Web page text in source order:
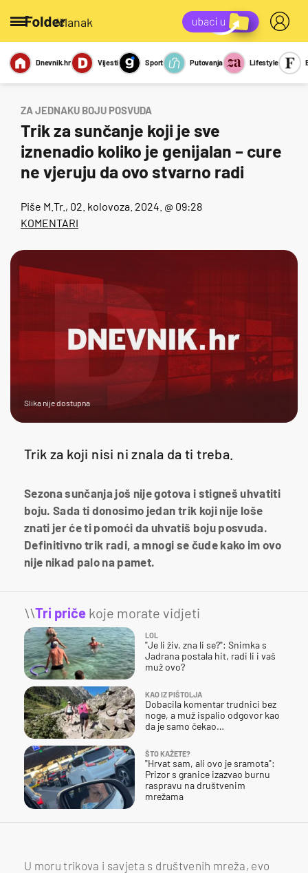
/članak
Miks Kviz
Report
Sexy
Dnevnik.hr Vijesti Sport Putovanja Lifestyle
ZA JEDNAKU BOJU POSVUDA
Trik za sunčanje koji je sve
iznenadio koliko je genijalan – cure
ne vjeruju da ovo stvarno radi
Piše M.Tr. , 02. kolovoza. 2024. @ 09:28
KOMENTARI
Slika nije dostupna
Trik za koji nisi ni znala da ti treba.
Sezona sunčanja još nije gotova i stigneš uhvatiti
boju. Sada ti donosimo jedan trik koji nije loše
znati jer će ti pomoći da uhvatiš boju posvuda.
Definitivno trik radi, a mnogi se čude kako im ovo
nije nikad palo na pamet.
\\Tri priče koje morate vidjeti
LOL
"Je li živ, zna li se?": Snimka s
Jadrana postala hit, radi li i vaš
muž ovo?
KAO IZ PIŠTOLJA
Dobacila komentar trudnici bez
noge, a muž ispalio odgovor kao
da je samo čekao…
ŠTO KAŽETE?
"Hrvat sam, ali ovo je sramota":
Prizor s granice izazvao burnu
raspravu na društvenim
mrežama
U moru trikova i savjeta s društvenih mreža, evo